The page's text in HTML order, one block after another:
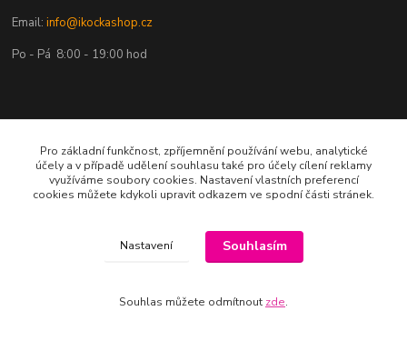
Email:info@ikockashop.cz
Po - Pá 8:00 - 19:00 hod
Provozovatel
MAJU Eshop s.r.o.
Pro základní funkčnost, zpříjemnění používání webu, analytické
účely a v případě udělení souhlasu také pro účely cílení reklamy
využíváme soubory cookies. Nastavení vlastních preferencí
cookies můžete kdykoli upravit odkazem ve spodní části stránek.
Nastavení Souhlasím
Souhlas můžete odmítnout zde.